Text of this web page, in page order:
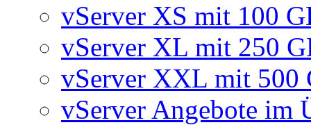
vServer XS mit 100
vServer XL mit 250
vServer XXL mit 500
vServer Angebote im